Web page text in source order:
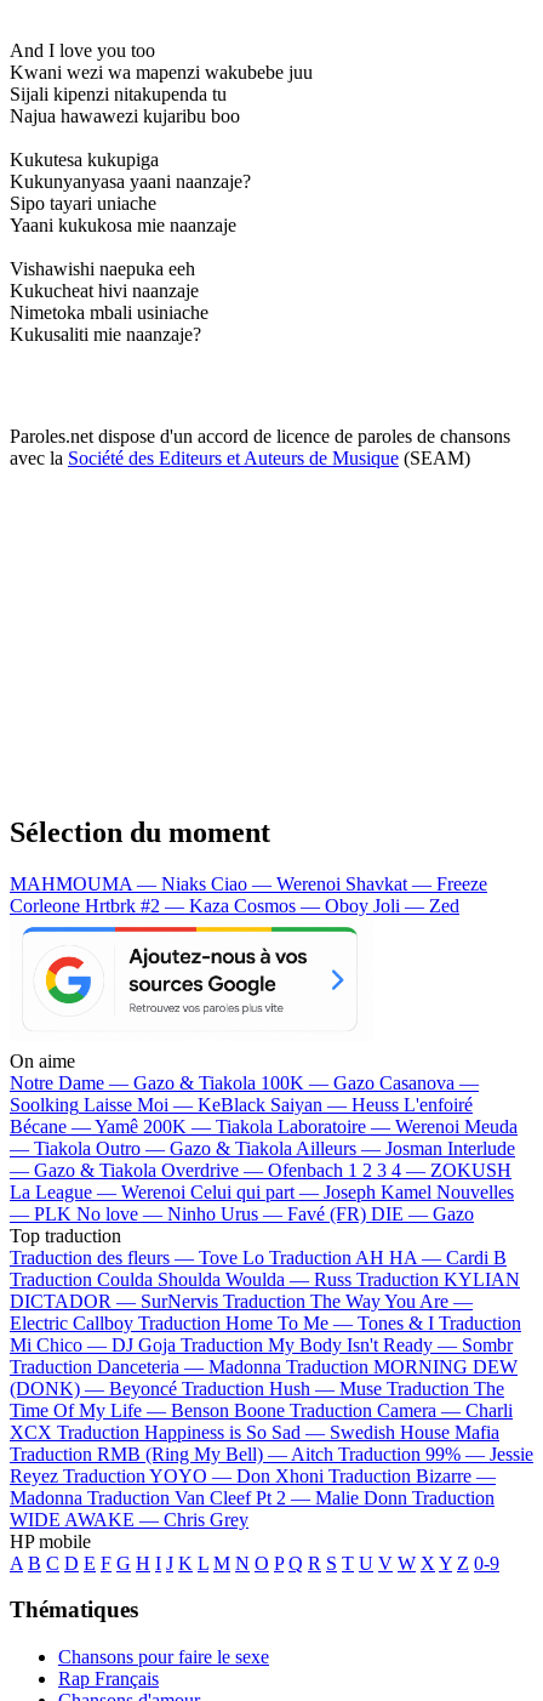
And I love you too
Kwani wezi wa mapenzi wakubebe juu
Sijali kipenzi nitakupenda tu
Najua hawawezi kujaribu boo
Kukutesa kukupiga
Kukunyanyasa yaani naanzaje?
Sipo tayari uniache
Yaani kukukosa mie naanzaje
Vishawishi naepuka eeh
Kukucheat hivi naanzaje
Nimetoka mbali usiniache
Kukusaliti mie naanzaje?
Paroles.net dispose d'un accord de licence de paroles de chansons
avec la Société des Editeurs et Auteurs de Musique (SEAM)
Sélection du moment
MAHMOUMA — Niaks Ciao — Werenoi Shavkat — Freeze
Corleone Hrtbrk #2 — Kaza Cosmos — Oboy Joli — Zed
On aime
Notre Dame — Gazo & Tiakola 100K — Gazo Casanova —
Soolking Laisse Moi — KeBlack Saiyan — Heuss L'enfoiré
Bécane —Yamê 200K — Tiakola Laboratoire — Werenoi Meuda
— Tiakola Outro — Gazo & Tiakola Ailleurs — Josman Interlude
— Gazo & Tiakola Overdrive — Ofenbach 1 2 3 4 — ZOKUSH
La League — Werenoi Celui qui part — Joseph Kamel Nouvelles
— PLK No love — Ninho Urus — Favé (FR) DIE — Gazo
Top traduction
Traduction des fleurs — Tove Lo Traduction AH HA — Cardi B
Traduction Coulda Shoulda Woulda — Russ Traduction KYLIAN
DICTADOR — SurNervis Traduction The Way You Are —
Electric Callboy Traduction Home To Me — Tones & I Traduction
Mi Chico — DJ Goja Traduction My Body Isn't Ready — Sombr
Traduction Danceteria — Madonna Traduction MORNING DEW
(DONK) — Beyoncé Traduction Hush — Muse Traduction The
Time Of My Life — Benson Boone Traduction Camera — Charli
XCX Traduction Happiness is So Sad — Swedish House Mafia
Traduction RMB (Ring My Bell) — Aitch Traduction 99% — Jessie
Reyez Traduction YOYO — Don Xhoni Traduction Bizarre —
Madonna Traduction Van Cleef Pt 2 — Malie Donn Traduction
WIDE AWAKE — Chris Grey
HP mobile
A B C D E F G H I J K L M N O P Q R S T U V W X Y Z 0-9
Thématiques
Chansons pour faire le sexe
Rap Français